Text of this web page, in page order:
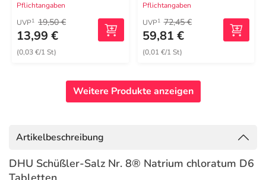
Pflichtangaben
UVP1 19,50 €
13,99 €
(0,03 €/1 St)
Pflichtangaben
UVP1 72,45 €
59,81 €
(0,01 €/1 St)
Weitere Produkte anzeigen
Artikelbeschreibung
DHU Schüßler-Salz Nr. 8® Natrium chloratum D6